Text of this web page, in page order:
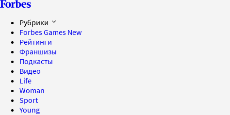
Рубрики
Forbes Games New
Рейтинги
Франшизы
Подкасты
Видео
Life
Woman
Sport
Young